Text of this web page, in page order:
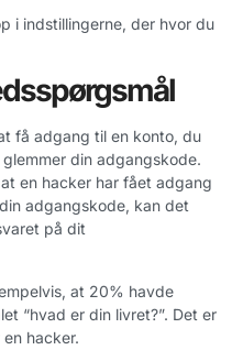
i indstillingerne, der hvor du
få adgang til en konto, du
din adgangskode.
en hacker har fået adgang
adgangskode, kan det
på dit
at 20% havde
“hvad er din livret?”. Det er
hacker.